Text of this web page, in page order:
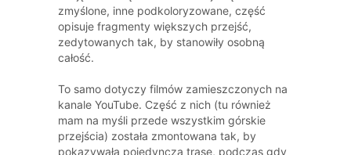
zmyślone, inne podkoloryzowane, część
opisuje fragmenty większych przejść,
zedytowanych tak, by stanowiły osobną
całość.
To samo dotyczy filmów zamieszczonych na
kanale YouTube. Część z nich (tu również
mam na myśli przede wszystkim górskie
przejścia) została zmontowana tak, by
pokazywała pojedynczą trasę, podczas gdy